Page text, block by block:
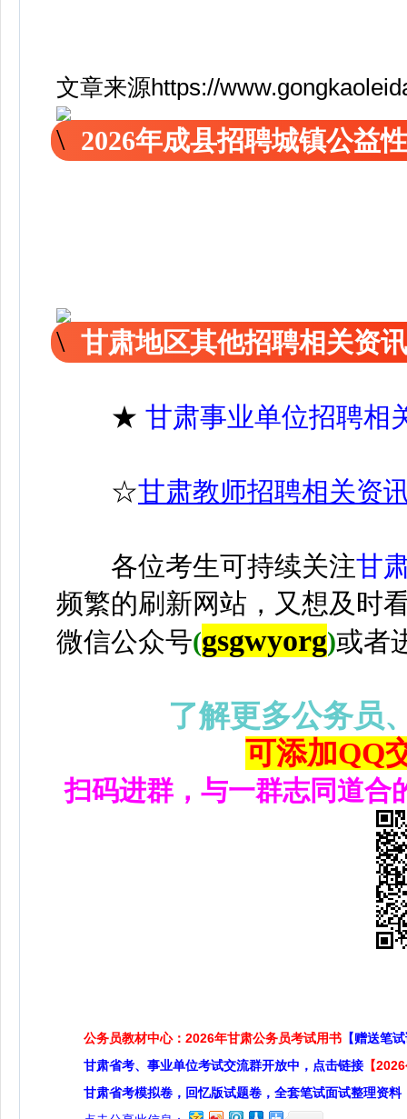
文章来源https://
2026年成县招聘城镇公益
甘肃地区其他招聘相关资
★ 甘肃事业单位招聘相
☆甘肃教师招聘相关资
各位考生可持续关注甘
频繁的刷新网站，又想及时
微信公众号(gsgwyorg)或者
了解更多公务员
可添加QQ
扫码进群，与一群志同道合
公务员教材中心：2026年甘肃公务员考试用书 【赠送笔
甘肃省考、事业单位考试交流群开放中，点击链接 【
甘肃省考模拟卷，回忆版试题卷，全套笔试面试整理资料